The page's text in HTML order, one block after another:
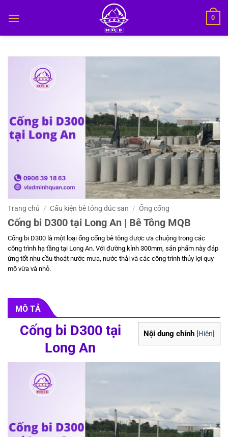
qua
0
Trang chủ / Cấu kiện bê tông đúc sẵn / Ống cống
Cống bi D300 tại Long An | Bê Tông MQB
Cống bi D300 là một loại ống cống bê tông được ưa chuộng trong các
công trình hạ tầng tại Long An. Với đường kính 300mm, sản phẩm này đáp
ứng tốt nhu cầu thoát nước mưa, nước thải và các công trình thủy lợi quy
mô vừa và nhỏ.
MÔ TẢ
Nội dung chính [Hiện]
Cống bi D300 tại
Long An